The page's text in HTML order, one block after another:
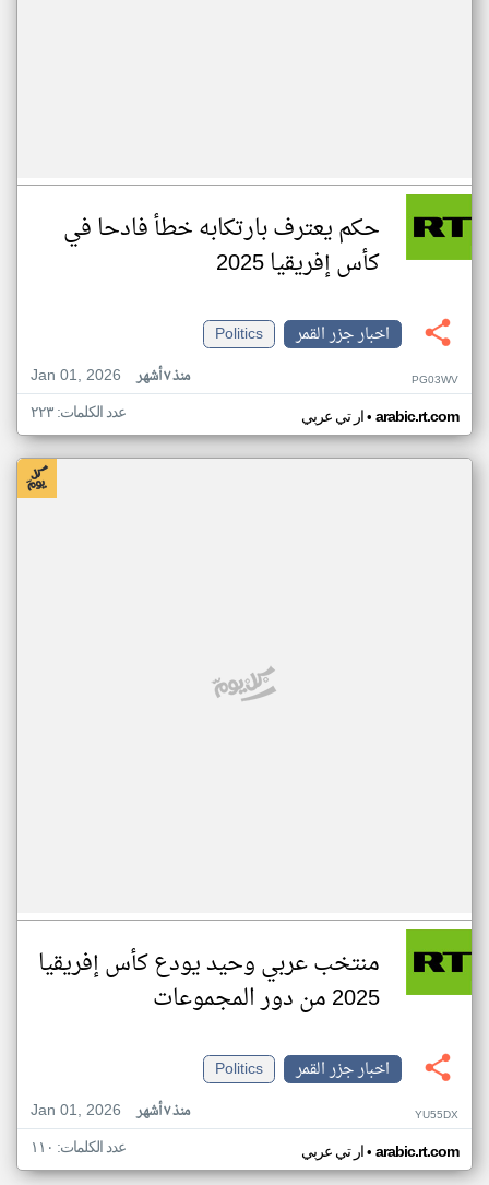
حكم يعترف بارتكابه خطأ فادحا في
كأس إفريقيا 2025
اخبار جزر القمر
Politics
Jan 01, 2026
منذ ٧ أشهر PG03WV
ار تي عربي• arabic.rt.com عدد الكلمات: ٢٢٣
منتخب عربي وحيد يودع كأس إفريقيا
2025 من دور المجموعات
اخبار جزر القمر
Politics
Jan 01, 2026
منذ ٧ أشهر YU55DX
ار تي عربي• arabic.rt.com عدد الكلمات: ١١٠